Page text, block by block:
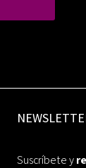
Suscríbete y